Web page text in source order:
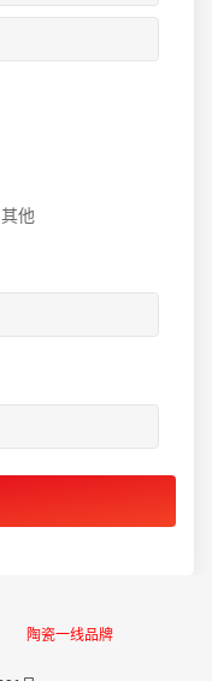
其他
陶瓷一线品牌